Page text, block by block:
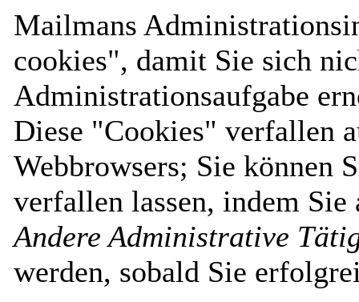
Mailmans
cookies", damit Sie sich
Administrationsaufgabe
Diese "Cookies" verfallen
Webbrowsers; Sie können
verfallen lassen, indem
Andere Administrative
werden, sobald Sie